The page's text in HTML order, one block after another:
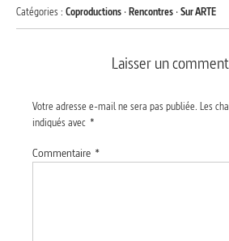
Catégories : Coproductions ·Rencontres ·Sur ARTE
Laisser un
Votre adresse e-mail ne sera pas publiée. Les
indiqués avec *
Commentaire *